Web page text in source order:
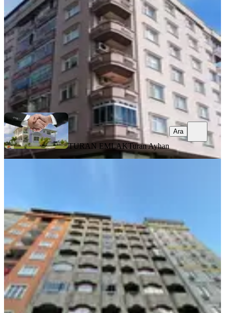
3+1· 160 m²·3. Kat· 01.08.2026
6.500.000 ₺
TURAN EMLAK Turan Ayhan
Ara
TURAN EMLAKTuran Ayhan
Ara
3+1·140 m²·4. Kat·01.08.2026
4.850.000 ₺
TURAN EMLAKTuran Ayhan